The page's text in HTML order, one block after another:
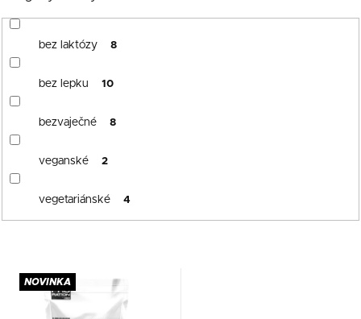
bez laktózy 8
bez lepku 10
bezvaječné 8
veganské 2
vegetariánské 4
NOVINKA